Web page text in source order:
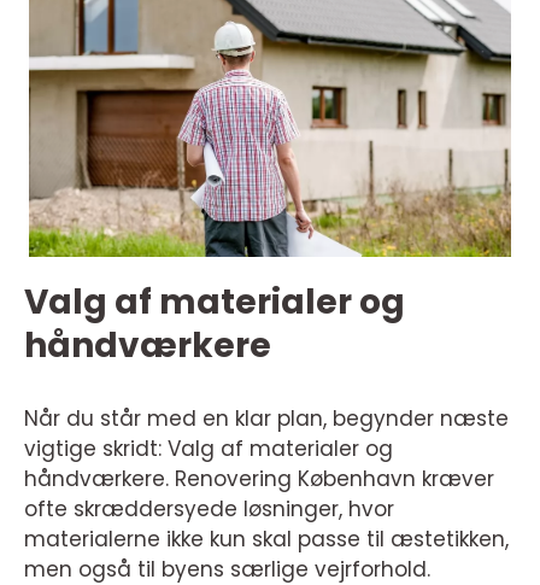
Valg af materialer og
håndværkere
Når du står med en klar plan, begynder næste
vigtige skridt: Valg af materialer og
håndværkere. Renovering København kræver
ofte skræddersyede løsninger, hvor
materialerne ikke kun skal passe til æstetikken,
men også til byens særlige vejrforhold.